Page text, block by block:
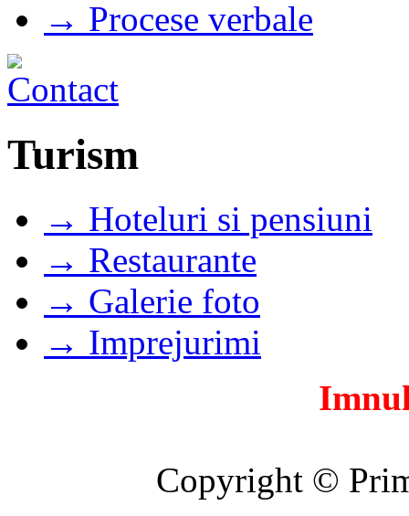
→ Procese verbale
Turism
→ Hoteluri si pensiuni
→ Restaurante
→ Galerie foto
→ Imprejurimi
Copyright ©